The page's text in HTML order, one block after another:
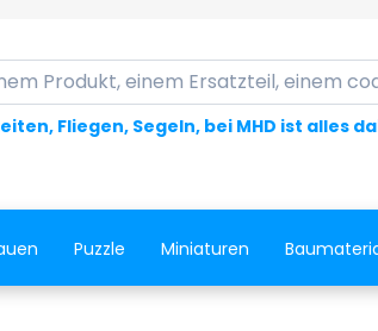
Produkt, einem Ersatzteil, einem
Fliegen, Segeln, bei MHD ist alles
Puzzle Miniaturen